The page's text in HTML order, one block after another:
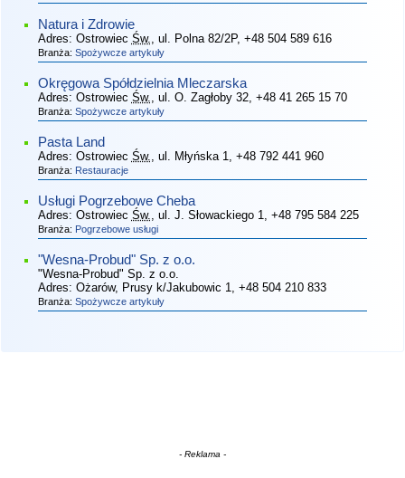
Natura i Zdrowie
Adres: Ostrowiec Św. , ul. Polna 82/2P, +48 504 589 616
Branża: Spożywcze artykuły
Okręgowa Spółdzielnia Mleczarska
Adres: Ostrowiec Św. , ul. O. Zagłoby 32, +48 41 265 15 70
Branża: Spożywcze artykuły
Pasta Land
Adres: Ostrowiec Św. , ul. Młyńska 1 , +48 792 441 960
Branża: Restauracje
Usługi Pogrzebowe Cheba
Adres: Ostrowiec Św. , ul. J. Słowackiego 1 , +48 795 584 225
Branża: Pogrzebowe usługi
"Wesna-Probud" Sp. z o.o.
"Wesna-Probud" Sp. z o.o.
Adres: Ożarów, Prusy k/Jakubowic 1 , +48 504 210 833
Branża: Spożywcze artykuły
- Reklama -